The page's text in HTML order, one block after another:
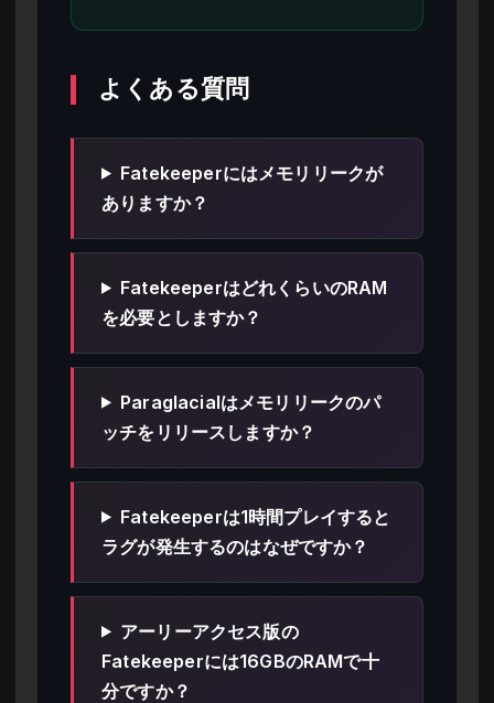
よくある質問
Fatekeeperにはメモリリークが
ありますか？
FatekeeperはどれくらいのRAM
を必要としますか？
Paraglacialはメモリリークのパ
ッチをリリースしますか？
Fatekeeperは1時間プレイすると
ラグが発生するのはなぜですか？
アーリーアクセス版の
Fatekeeperには16GBのRAMで十
分ですか？